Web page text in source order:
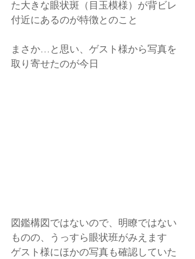
た大きな眼状斑（目玉模様）が背ビレ
付近にあるのが特徴とのこと
まさか…と思い、ゲスト様から写真を
取り寄せたのが今日
図鑑構図ではないので、明瞭ではない
ものの、うっすら眼状班がみえます
ゲスト様にほかの写真も確認していた